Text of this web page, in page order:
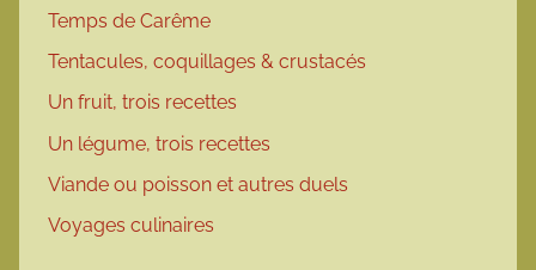
Temps de Carême
Tentacules, coquillages & crustacés
Un fruit, trois recettes
Un légume, trois recettes
Viande ou poisson et autres duels
Voyages culinaires